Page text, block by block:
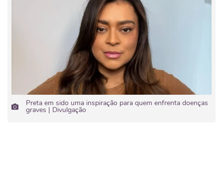
Preta em sido uma inspiração para quem enfrenta doenças
graves | Divulgação